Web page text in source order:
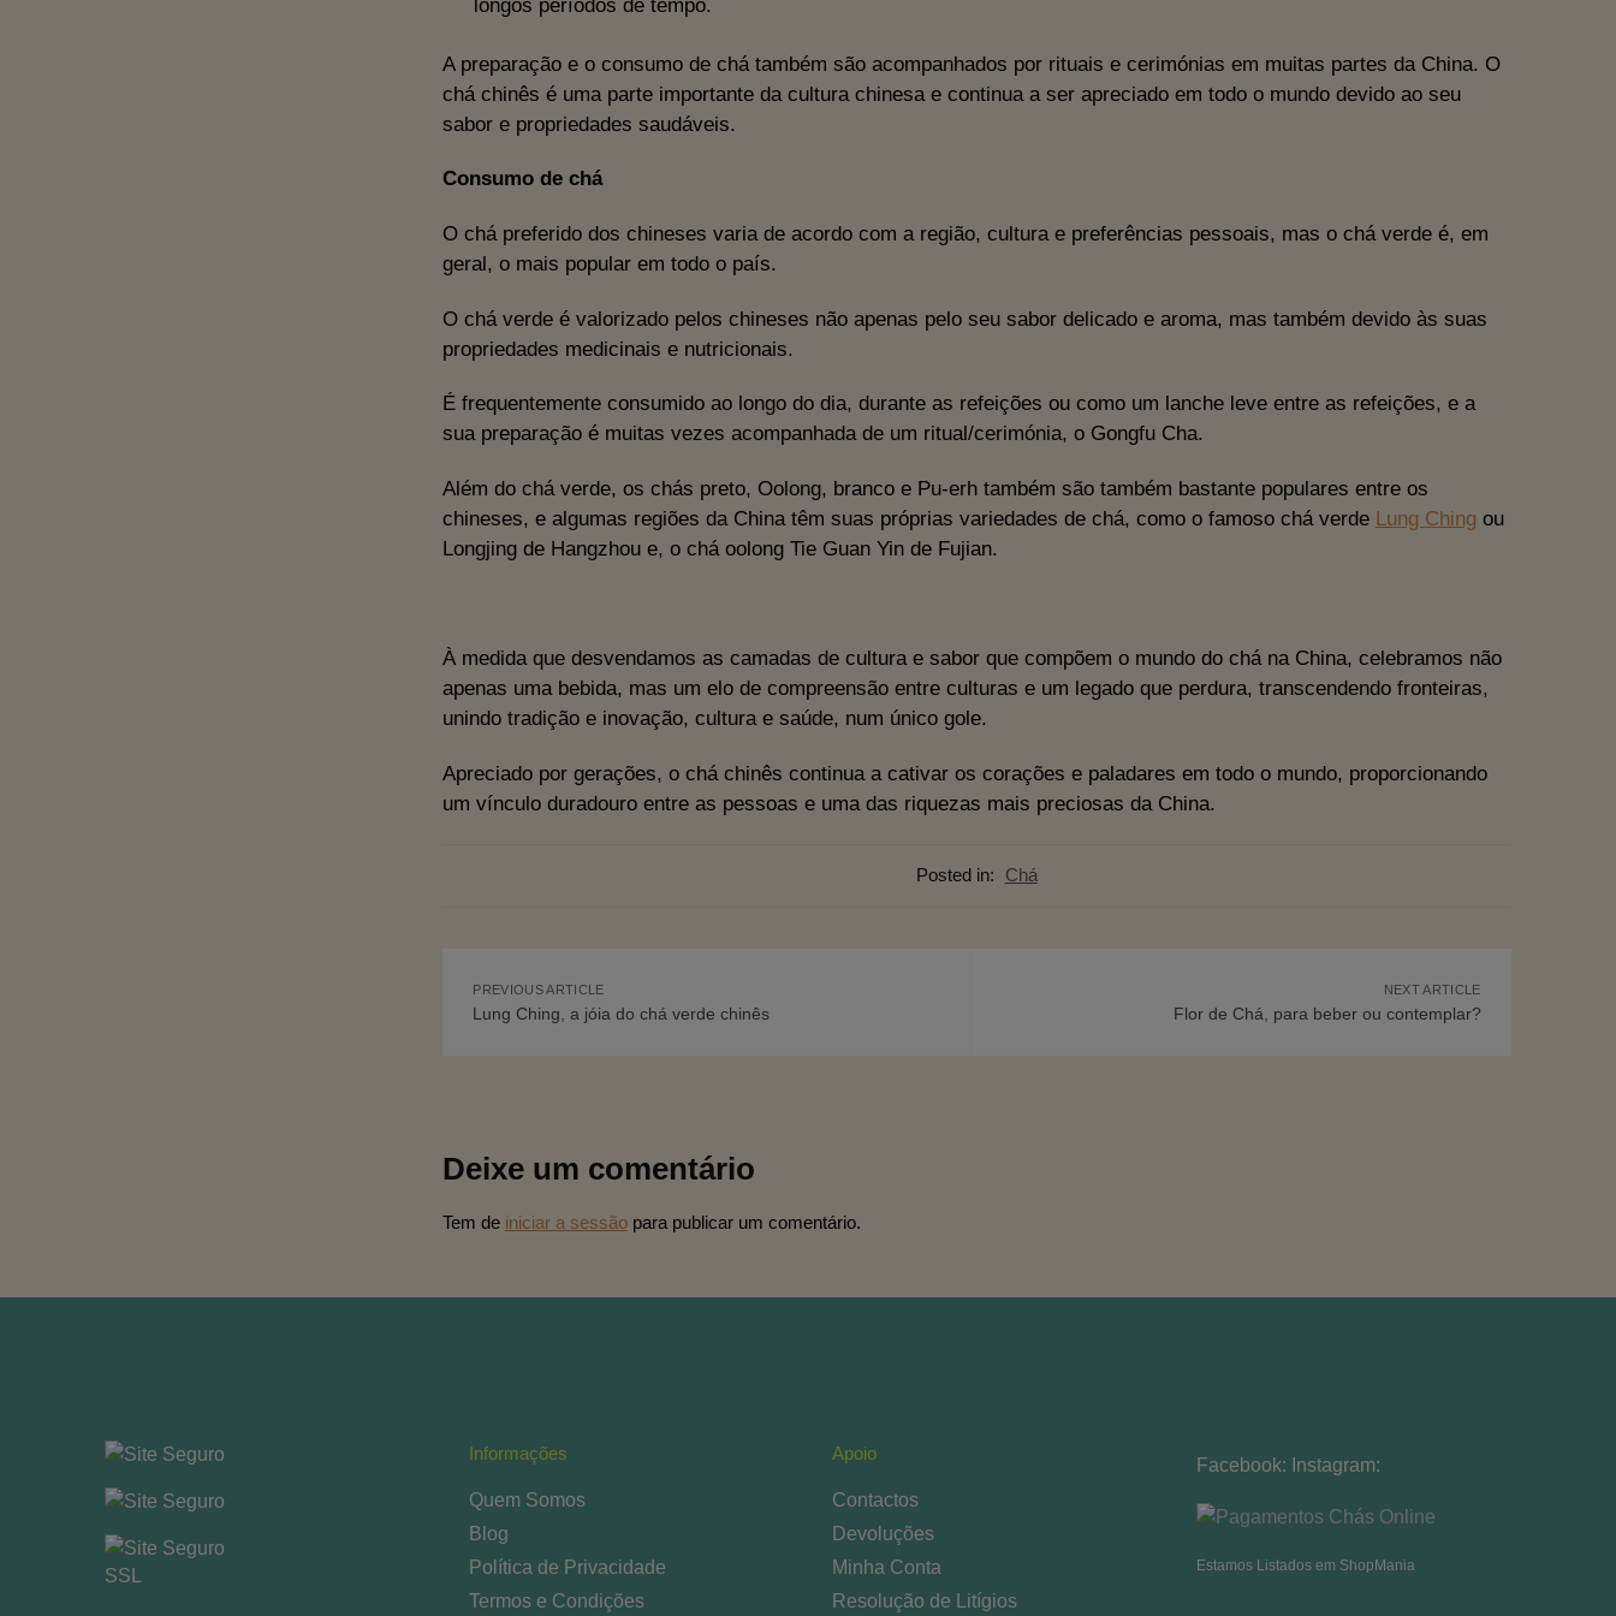
longos períodos de tempo.
A preparação e o consumo de chá também são acompanhados por rituais e cerimónias em muitas partes da China. O
chá chinês é uma parte importante da cultura chinesa e continua a ser apreciado em todo o mundo devido ao seu
sabor e propriedades saudáveis.
Consumo de chá
O chá preferido dos chineses varia de acordo com a região, cultura e preferências pessoais, mas o chá verde é, em
geral, o mais popular em todo o país.
O chá verde é valorizado pelos chineses não apenas pelo seu sabor delicado e aroma, mas também devido às suas
propriedades medicinais e nutricionais.
É frequentemente consumido ao longo do dia, durante as refeições ou como um lanche leve entre as refeições, e a
sua preparação é muitas vezes acompanhada de um ritual/cerimónia, o Gongfu Cha.
Além do chá verde, os chás preto, Oolong, branco e Pu-erh também são também bastante populares entre os
chineses, e algumas regiões da China têm suas próprias variedades de chá, como o famoso chá verde Lung Chingou
Longjing de Hangzhou e, o chá oolong Tie Guan Yin de Fujian.
À medida que desvendamos as camadas de cultura e sabor que compõem o mundo do chá na China, celebramos não
apenas uma bebida, mas um elo de compreensão entre culturas e um legado que perdura, transcendendo fronteiras,
unindo tradição e inovação, cultura e saúde, num único gole.
Apreciado por gerações, o chá chinês continua a cativar os corações e paladares em todo o mundo, proporcionando
um vínculo duradouro entre as pessoas e uma das riquezas mais preciosas da China.
Posted in: Chá
PREVIOUS ARTICLE
Lung Ching, a jóia do chá verde chinês
NEXT ARTICLE
Flor de Chá, para beber ou contemplar?
Deixe um comentário
Tem de iniciar a sessãopara publicar um comentário.
Informações
Quem Somos
Blog
Política de Privacidade
Termos e Condições
Apoio
Contactos
Devoluções
Minha Conta
Resolução de Litígios
Facebook: Instagram:
Estamos Listados em ShopMania